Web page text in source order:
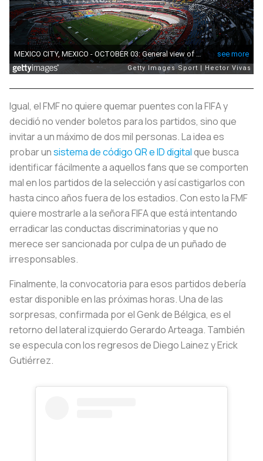
Igual, el FMF no quiere quemar puentes con la FIFA y
decidió no vender boletos para los partidos, sino que
invitar a un máximo de dos mil personas. La idea es
probar unsistema de código QR e ID digitalque busca
identificar fácilmente a aquellos fans que se comporten
mal en los partidos de la selección y así castigarlos con
hasta cinco años fuera de los estadios. Con esto la FMF
quiere mostrarle a la señora FIFA que está intentando
erradicar las conductas discriminatorias y que no
merece ser sancionada por culpa de un puñado de
irresponsables.
Finalmente, la convocatoria para esos partidos debería
estar disponible en las próximas horas. Una de las
sorpresas, confirmada por el Genk de Bélgica, es el
retorno del lateral izquierdo Gerardo Arteaga. También
se especula con los regresos de Diego Lainez y Erick
Gutiérrez.